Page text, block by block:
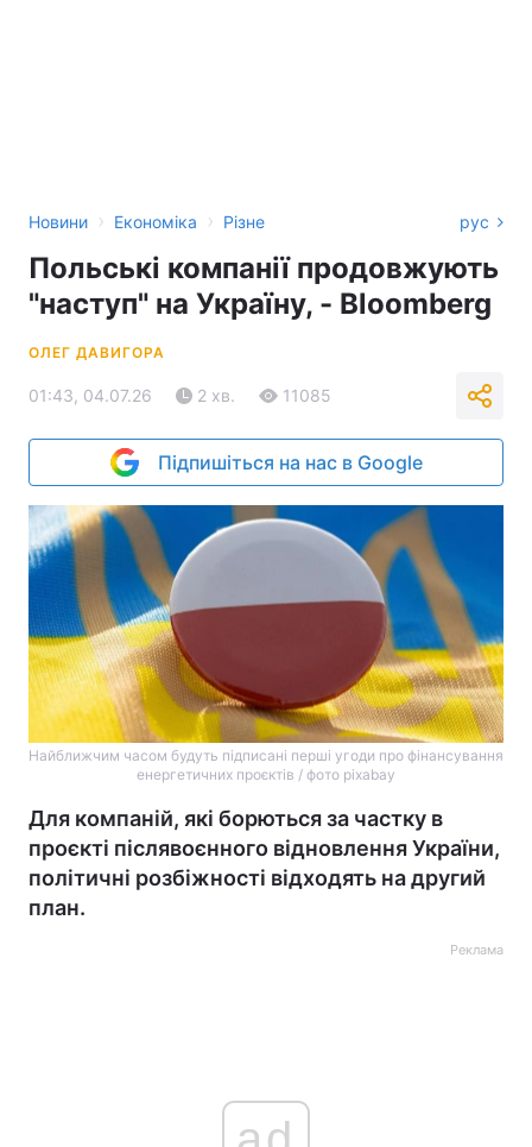
Новини › Економіка › Різне рус
Польські компанії продовжують
"наступ" на Україну, - Bloomberg
ОЛЕГ ДАВИГОРА
01:43, 04.07.26 2 хв. 11085
Підпишіться на нас в Google
Найближчим часом будуть підписані перші угоди про фінансування
енергетичних проєктів / фото pixabay
Для компаній, які борються за частку в
проєкті післявоєнного відновлення України,
політичні розбіжності відходять на другий
план.
Реклама